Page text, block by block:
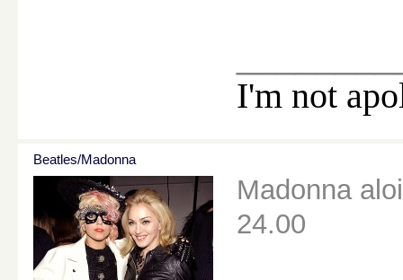
I'm not
Beatles/Madonna
Madonna
24.00